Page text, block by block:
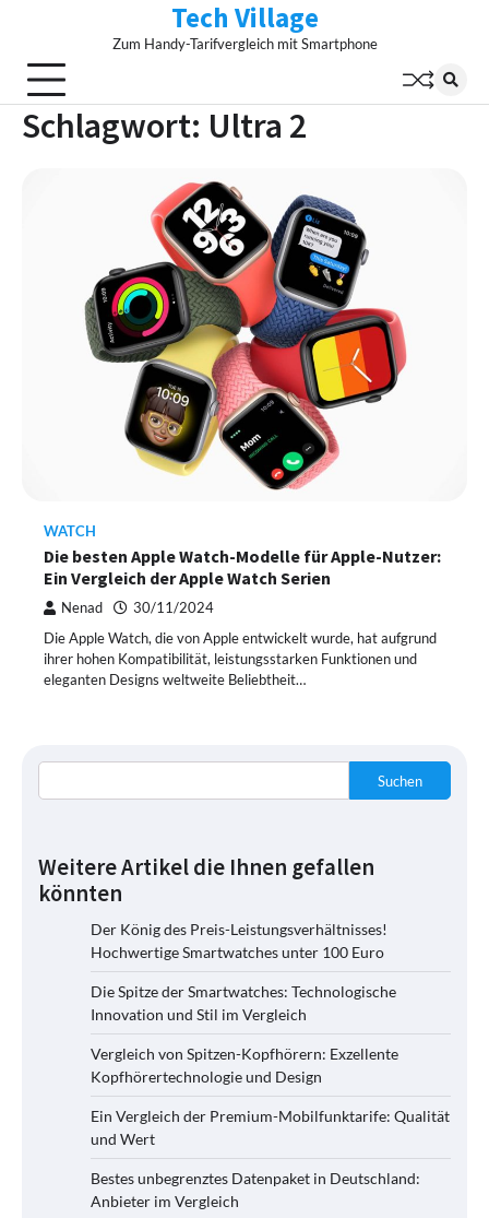
content
Tech Village
Zum Handy-Tarifvergleich mit Smartphone
Schlagwort: Ultra 2
WATCH
Die besten Apple Watch-Modelle für Apple-Nutzer:
Ein Vergleich der Apple Watch Serien
Nenad 30/11/2024
Die Apple Watch, die von Apple entwickelt wurde, hat aufgrund
ihrer hohen Kompatibilität, leistungsstarken Funktionen und
eleganten Designs weltweite Beliebtheit…
Suchen
Weitere Artikel die Ihnen gefallen
könnten
Der König des Preis-Leistungsverhältnisses!
Hochwertige Smartwatches unter 100 Euro
Die Spitze der Smartwatches: Technologische
Innovation und Stil im Vergleich
Vergleich von Spitzen-Kopfhörern: Exzellente
Kopfhörertechnologie und Design
Ein Vergleich der Premium-Mobilfunktarife: Qualität
und Wert
Bestes unbegrenztes Datenpaket in Deutschland:
Anbieter im Vergleich